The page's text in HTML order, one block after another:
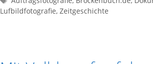
Lufbildfotografie, Zeitgeschichte